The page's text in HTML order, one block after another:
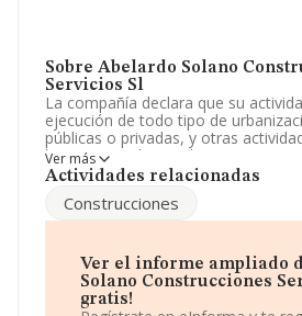
Sobre Abelardo Solano
Servicios Sl
La compañía declara que su
ejecución de todo tipo de
públicas o privadas, y otras
la construcción y su licito comercio,
programacion, desarrollo, ejecución
CNAE es '%cnae%' con código
tiene actividad en mercados
El número de empleados ha
cifras existentes en la base de
número de empleados ha estado
Ver más
Actividades relacionadas
Construcciones
Ver el informe ampliado
Solano Construcciones
gratis!